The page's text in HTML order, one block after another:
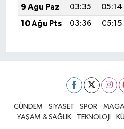
9 Ağu Paz
03:35 05:14
10 Ağu Pts
03:36 05:15
GÜNDEM SİYASET SPOR
YAŞAM & SAĞLIK
TEKNOLOJİ